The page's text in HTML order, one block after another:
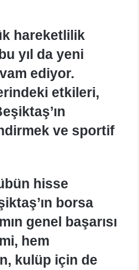
hareketlilik
yıl da yeni
ediyor.
etkileri,
ve sportif
hisse
borsa
genel başarısı
hem
kulüp için de